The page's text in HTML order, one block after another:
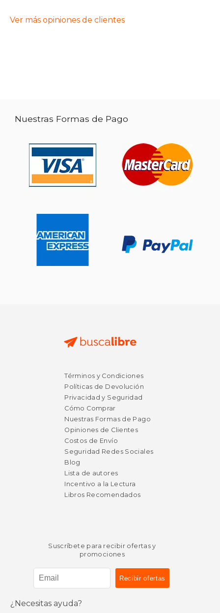
Ver más opiniones de clientes
Nuestras Formas de Pago
Términos y Condiciones
Políticas de Devolución
Privacidad y Seguridad
Cómo Comprar
Nuestras Formas de Pago
Opiniones de Clientes
Costos de Envío
Seguridad Redes Sociales
Blog
Lista de autores
Incentivo a la Lectura
Libros Recomendados
Suscríbete para recibir ofertas y
promociones
¿Necesitas ayuda?